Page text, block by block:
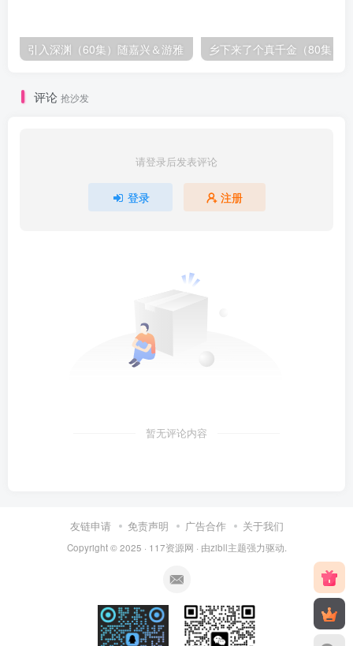
引入深渊（60集）随嘉兴＆游雅
评论 抢沙发
请登录后发表评论
登录 注册
暂无评论内容
友链申请 免责声明 广告合作 关于我们
Copyright © 2025 · 117资源网 · 由zibll主题强力驱动.